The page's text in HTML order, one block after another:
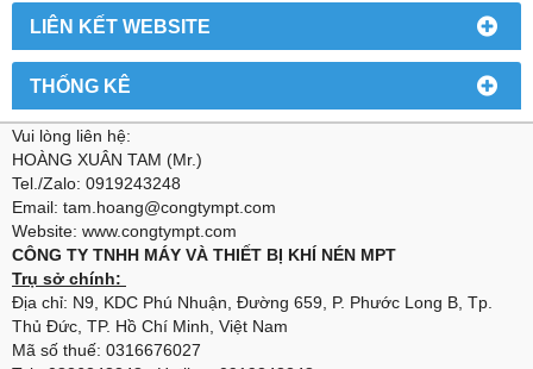
LIÊN KẾT WEBSITE
THỐNG KÊ
Vui lòng liên hệ:
HOÀNG XUÂN TAM (Mr.)
Tel./Zalo: 0919243248
Email: tam.hoang@congtympt.com
Website: www.congtympt.com
CÔNG TY TNHH MÁY VÀ THIẾT BỊ KHÍ NÉN MPT
Trụ sở chính:
Địa chỉ: N9, KDC Phú Nhuận, Đường 659, P. Phước Long B, Tp.
Thủ Đức, TP. Hồ Chí Minh, Việt Nam
Mã số thuế: 0316676027